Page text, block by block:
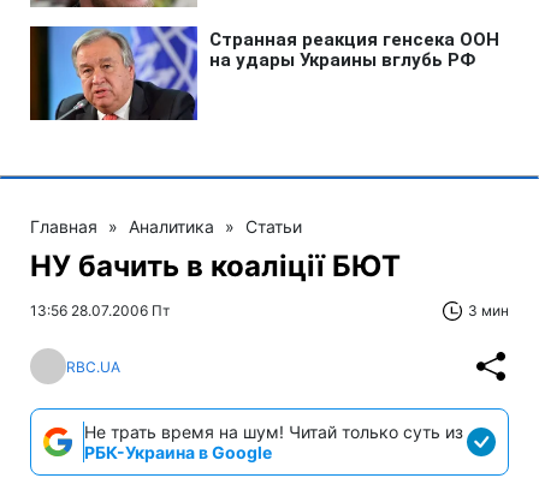
Главная » Аналитика » Статьи
НУ бачить в коаліції БЮТ
13:56 28.07.2006 Пт 3 мин
RBC.UA
Не трать время на шум! Читай только суть из
РБК-Украина в Google